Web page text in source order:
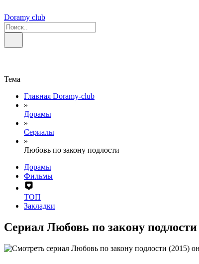
Doramy club
Тема
Главная Doramy-club
»
Дорамы
»
Сериалы
»
Любовь по закону подлости
Дорамы
Фильмы
ТОП
Закладки
Сериал Любовь по закону